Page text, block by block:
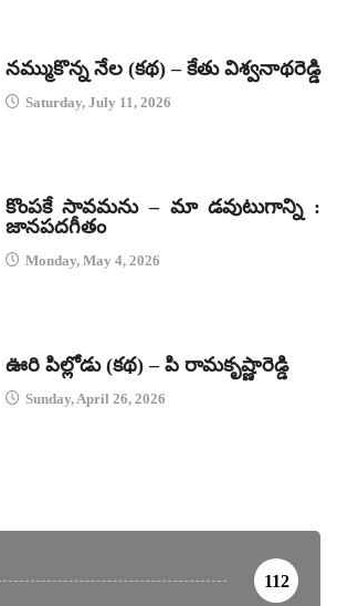
నమ్ముకొన్న నేల (కథ) – కేతు విశ్వనాథరెడ్డి
Saturday, July 11, 2026
కొంపకే సావమను – మా డవుటుగాన్ని :
జానపదగీతం
Monday, May 4, 2026
ఊరి పిల్లోడు (కథ) – పి రామకృష్ణారెడ్డి
Sunday, April 26, 2026
112